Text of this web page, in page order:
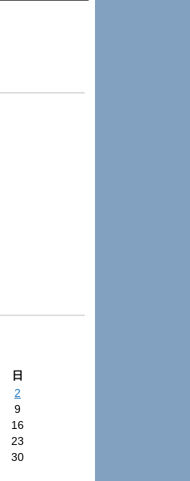
日
2
9
16
23
30